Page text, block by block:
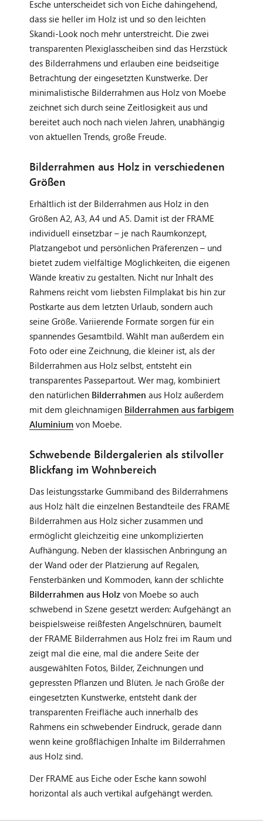
Esche unterscheidet sich von Eiche dahingehend,
dass sie heller im Holz ist und so den leichten
Skandi-Look noch mehr unterstreicht. Die zwei
transparenten Plexiglasscheiben sind das Herzstück
des Bilderrahmens und erlauben eine beidseitige
Betrachtung der eingesetzten Kunstwerke. Der
minimalistische Bilderrahmen aus Holz von Moebe
zeichnet sich durch seine Zeitlosigkeit aus und
bereitet auch noch nach vielen Jahren, unabhängig
von aktuellen Trends, große Freude.
Bilderrahmen aus Holz in verschiedenen
Größen
Erhältlich ist der Bilderrahmen aus Holz in den
Größen A2, A3, A4 und A5. Damit ist der FRAME
individuell einsetzbar – je nach Raumkonzept,
Platzangebot und persönlichen Präferenzen – und
bietet zudem vielfältige Möglichkeiten, die eigenen
Wände kreativ zu gestalten. Nicht nur Inhalt des
Rahmens reicht vom liebsten Filmplakat bis hin zur
Postkarte aus dem letzten Urlaub, sondern auch
seine Größe. Variierende Formate sorgen für ein
spannendes Gesamtbild. Wählt man außerdem ein
Foto oder eine Zeichnung, die kleiner ist, als der
Bilderrahmen aus Holz selbst, entsteht ein
transparentes Passepartout. Wer mag, kombiniert
den natürlichen Bilderrahmen aus Holz außerdem
mit dem gleichnamigen Bilderrahmen aus farbigem
Aluminium von Moebe.
Schwebende Bildergalerien als stilvoller
Blickfang im Wohnbereich
Das leistungsstarke Gummiband des Bilderrahmens
aus Holz hält die einzelnen Bestandteile des FRAME
Bilderrahmen aus Holz sicher zusammen und
ermöglicht gleichzeitig eine unkomplizierten
Aufhängung. Neben der klassischen Anbringung an
der Wand oder der Platzierung auf Regalen,
Fensterbänken und Kommoden, kann der schlichte
Bilderrahmen aus Holz von Moebe so auch
schwebend in Szene gesetzt werden: Aufgehängt an
beispielsweise reißfesten Angelschnüren, baumelt
der FRAME Bilderrahmen aus Holz frei im Raum und
zeigt mal die eine, mal die andere Seite der
ausgewählten Fotos, Bilder, Zeichnungen und
gepressten Pflanzen und Blüten. Je nach Größe der
eingesetzten Kunstwerke, entsteht dank der
transparenten Freifläche auch innerhalb des
Rahmens ein schwebender Eindruck, gerade dann
wenn keine großflächigen Inhalte im Bilderrahmen
aus Holz sind.
Der FRAME aus Eiche oder Esche kann sowohl
horizontal als auch vertikal aufgehängt werden.